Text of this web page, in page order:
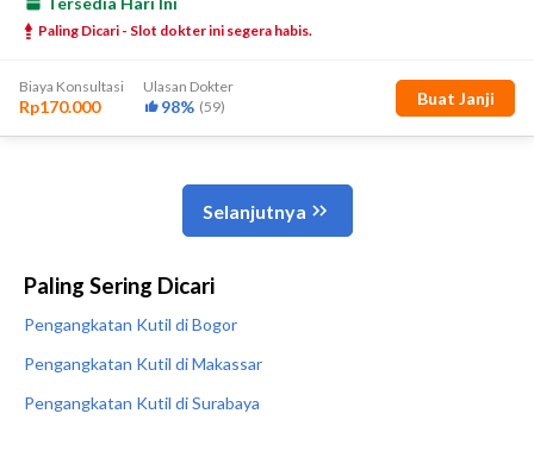
Paling Sering Dicari
Pengangkatan Kutil di Bogor
Pengangkatan Kutil di Makassar
Pengangkatan Kutil di Surabaya